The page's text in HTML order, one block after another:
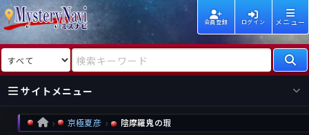
会員登録 ログイン メニュー
検索対象 検索キーワード
サイトメニュー
国内
海外
HOME 京極夏彦 陰摩羅鬼の瑕